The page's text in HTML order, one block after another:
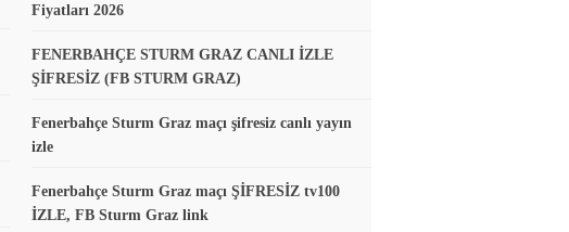
Fiyatları 2026
FENERBAHÇE STURM GRAZ CANLI İZLE
ŞİFRESİZ (FB STURM GRAZ)
Fenerbahçe Sturm Graz maçı şifresiz canlı yayın
izle
Fenerbahçe Sturm Graz maçı ŞİFRESİZ tv100
İZLE, FB Sturm Graz link